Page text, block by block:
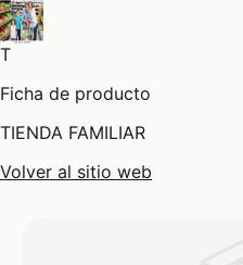
T
Ficha de producto
TIENDA FAMILIAR
Volver al sitio web